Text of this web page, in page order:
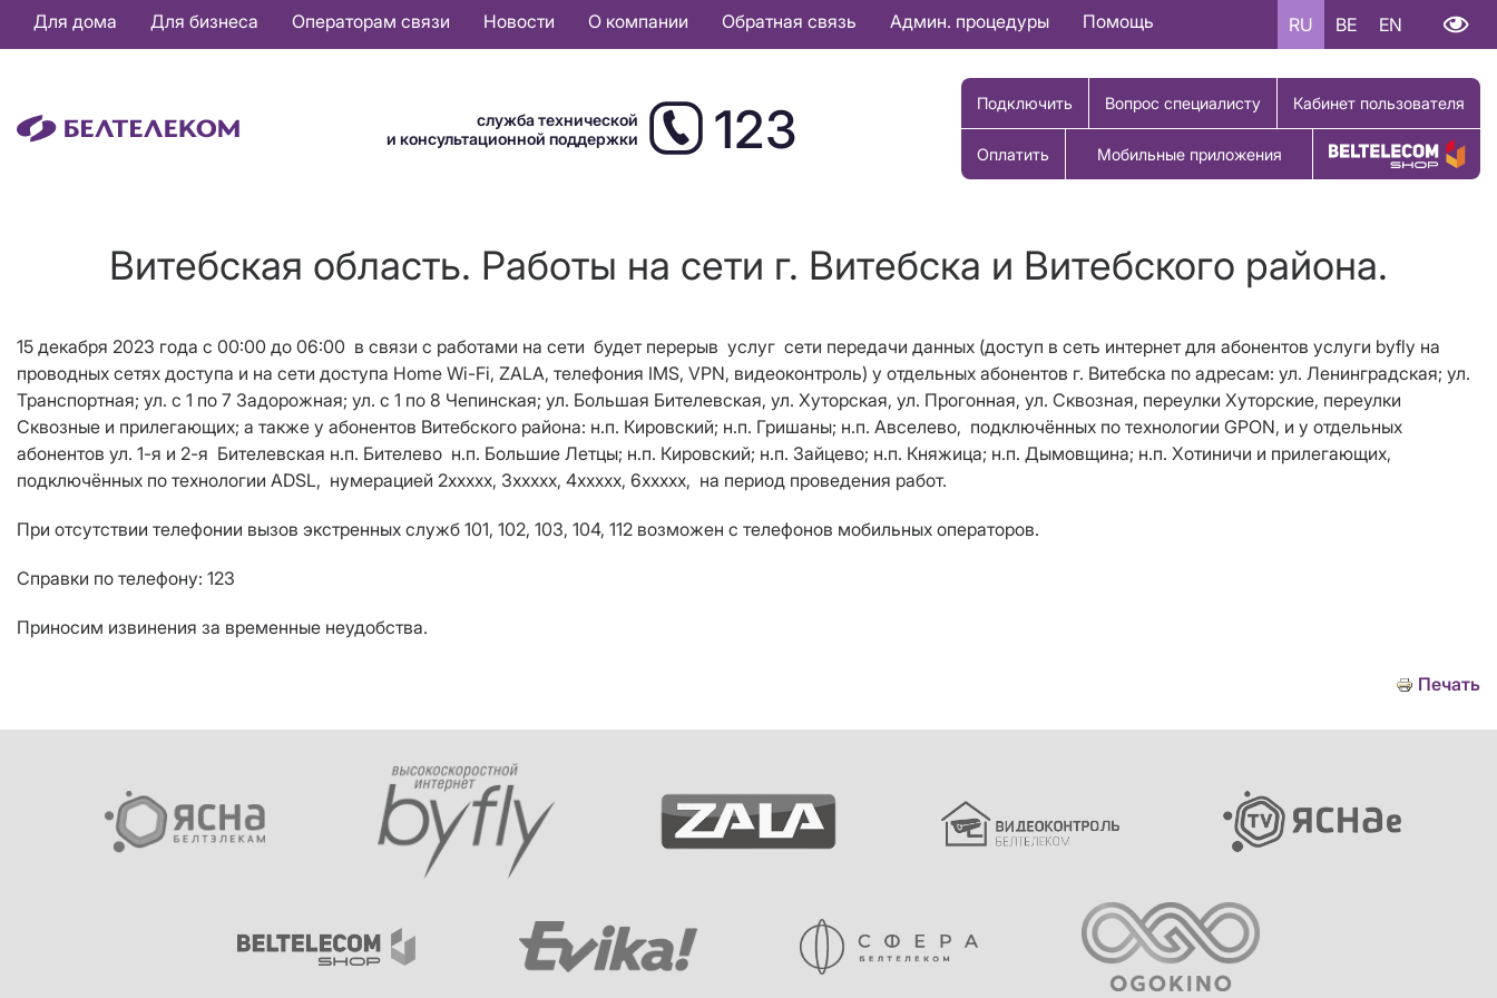
Основная
навигация
Для дома Для бизнеса Операторам связи Новости О компании Обратная связь Админ. процедуры Помощь RU BE EN
служба технической
и консультационной поддержки
123 Подключить Вопрос специалисту Кабинет пользователя
Оплатить Мобильные приложения Купить товар
Витебская область. Работы на сети г. Витебска и Витебского района.
15 декабря 2023 года с 00:00 до 06:00 в связи с работами на сети будет перерыв услуг сети передачи данных (доступ в сеть интернет для абонентов услуги byfly на
проводных сетях доступа и на сети доступа Home Wi-Fi, ZALA, телефония IMS, VPN, видеоконтроль) у отдельных абонентов г. Витебска по адресам: ул. Ленинградская; ул.
Транспортная; ул. с 1 по 7 Задорожная; ул. с 1 по 8 Чепинская; ул. Большая Бителевская, ул. Хуторская, ул. Прогонная, ул. Сквозная, переулки Хуторские, переулки
Сквозные и прилегающих; а также у абонентов Витебского района: н.п. Кировский; н.п. Гришаны; н.п. Авселево, подключённых по технологии GPON, и у отдельных
абонентов ул. 1-я и 2-я Бителевская н.п. Бителево н.п. Большие Летцы; н.п. Кировский; н.п. Зайцево; н.п. Княжица; н.п. Дымовщина; н.п. Хотиничи и прилегающих,
подключённых по технологии ADSL, нумерацией 2ххххх, 3ххххх, 4ххххх, 6ххххх, на период проведения работ.
При отсутствии телефонии вызов экстренных служб 101, 102, 103, 104, 112 возможен с телефонов мобильных операторов.
Справки по телефону: 123
Приносим извинения за временные неудобства.
Печать